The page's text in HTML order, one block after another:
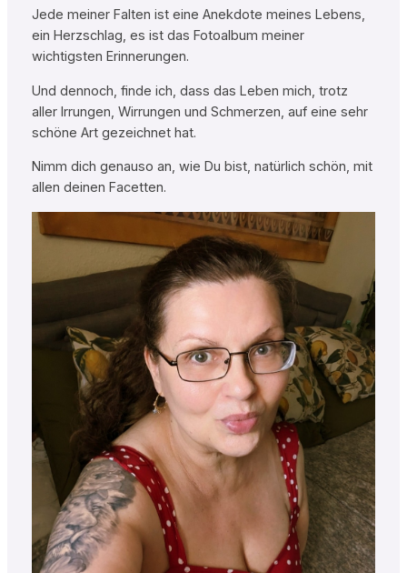
Jede meiner Falten ist eine Anekdote meines Lebens,
ein Herzschlag, es ist das Fotoalbum meiner
wichtigsten Erinnerungen.
Und dennoch, finde ich, dass das Leben mich, trotz
aller Irrungen, Wirrungen und Schmerzen, auf eine sehr
schöne Art gezeichnet hat.
Nimm dich genauso an, wie Du bist, natürlich schön, mit
allen deinen Facetten.